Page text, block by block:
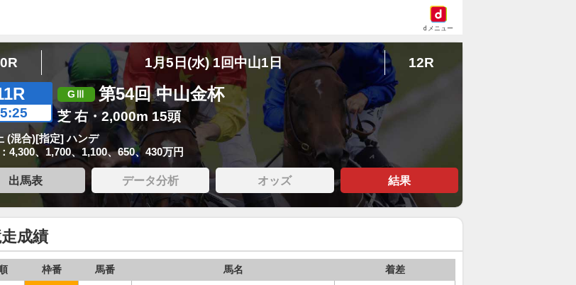
dメニュー
1月5日(水) 1回中山1日 12R
第54回 中山金杯
芝 右・2,000m 15頭
(混合)[指定] ハンデ
4,300、1,700、1,100、650、430万円
出馬表 データ分析 オッズ 結果
成績
枠番 馬番 馬名 着差